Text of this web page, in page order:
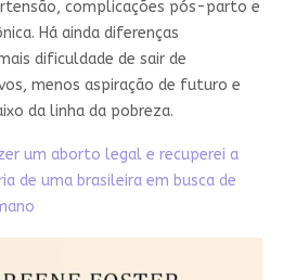
complicações pós-parto e
Há ainda diferenças
dificuldade de sair de
menos aspiração de futuro e
da linha da pobreza.
um aborto legal e recuperei a
de uma brasileira em busca de